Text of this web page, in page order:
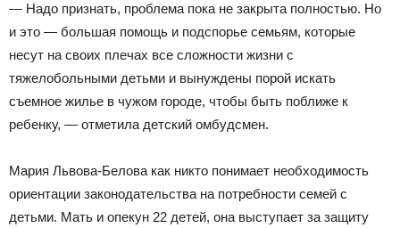
— Надо признать, проблема пока не закрыта полностью. Но
и это — большая помощь и подспорье семьям, которые
несут на своих плечах все сложности жизни с
тяжелобольными детьми и вынуждены порой искать
съемное жилье в чужом городе, чтобы быть поближе к
ребенку, — отметила детский омбудсмен.
Мария Львова-Белова как никто понимает необходимость
ориентации законодательства на потребности семей с
детьми. Мать и опекун 22 детей, она выступает за защиту